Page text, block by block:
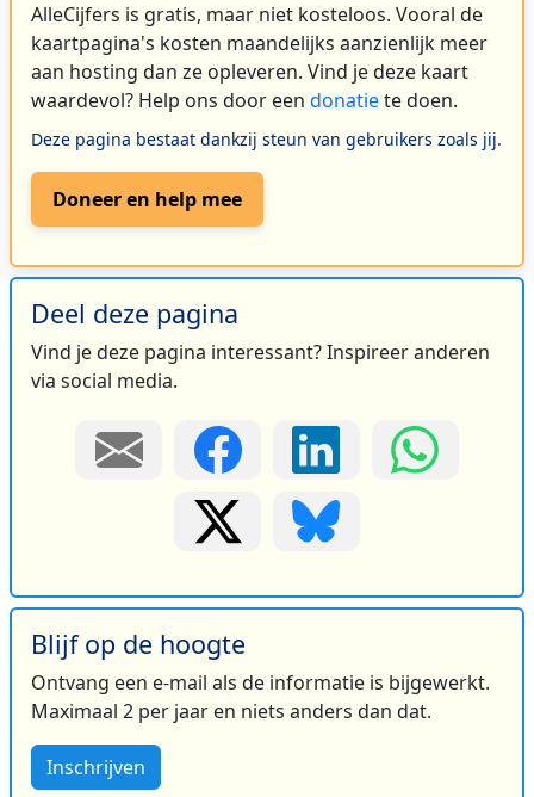
AlleCijfers is gratis, maar niet kosteloos. Vooral de
kaartpagina's kosten maandelijks aanzienlijk meer
aan hosting dan ze opleveren. Vind je deze kaart
waardevol? Help ons door een donatiete doen.
Deze pagina bestaat dankzij steun van gebruikers zoals jij.
Doneer en help mee
Deel deze pagina
Vind je deze pagina interessant? Inspireer anderen
via social media.
Blijf op de hoogte
Ontvang een e-mail als de informatie is bijgewerkt.
Maximaal 2 per jaar en niets anders dan dat.
Inschrijven